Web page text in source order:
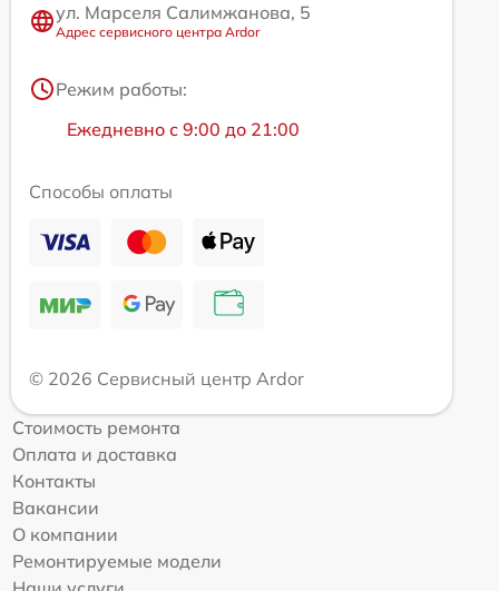
ул. Марселя Салимжанова, 5
Адрес сервисного центра Ardor
Режим работы:
Ежедневно с 9:00 до 21:00
Способы оплаты
© 2026 Сервисный центр Ardor
Стоимость ремонта
Оплата и доставка
Контакты
Вакансии
О компании
Ремонтируемые модели